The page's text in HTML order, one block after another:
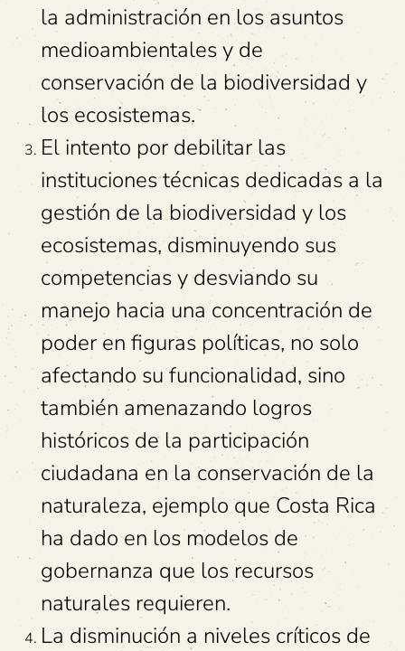
la administración en los asuntos
medioambientales y de
conservación de la biodiversidad y
los ecosistemas.
El intento por debilitar las
instituciones técnicas dedicadas a la
gestión de la biodiversidad y los
ecosistemas, disminuyendo sus
competencias y desviando su
manejo hacia una concentración de
poder en figuras políticas, no solo
afectando su funcionalidad, sino
también amenazando logros
históricos de la participación
ciudadana en la conservación de la
naturaleza, ejemplo que Costa Rica
ha dado en los modelos de
gobernanza que los recursos
naturales requieren.
La disminución a niveles críticos de